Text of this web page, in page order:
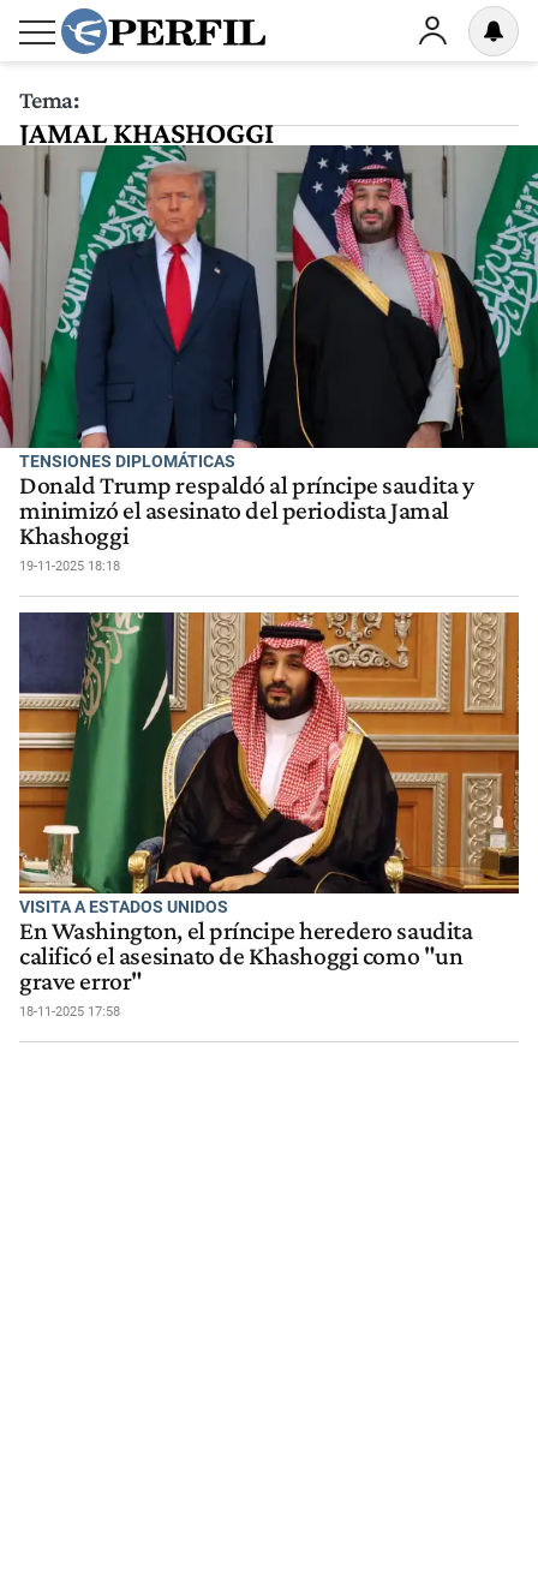
Tema:
JAMAL KHASHOGGI
TENSIONES DIPLOMÁTICAS
Donald Trump respaldó al príncipe saudita y
minimizó el asesinato del periodista Jamal
Khashoggi
19-11-2025 18:18
VISITA A ESTADOS UNIDOS
En Washington, el príncipe heredero saudita
calificó el asesinato de Khashoggi como "un
grave error"
18-11-2025 17:58